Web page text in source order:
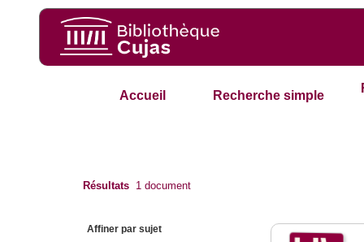
Accueil Recherche simple
Résultats 1 document
Affiner par sujet